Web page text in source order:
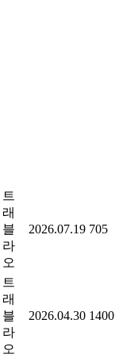
트
래
블
라
오
2026.07.19 705
트
래
블
라
오
2026.04.30 1400